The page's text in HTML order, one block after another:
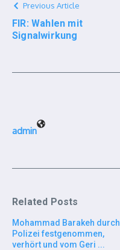
Previous Article
FIR: Wahlen mit
Signalwirkung
admin
Related Posts
Mohammad Barakeh durch
Polizei festgenommen,
verhört und vom Geri ...